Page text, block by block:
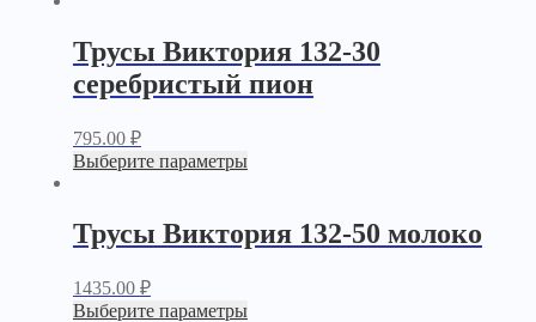
Трусы Виктория 132-30
серебристый пион
795.00 ₽
Выберите параметры
Трусы Виктория 132-50 молоко
1435.00 ₽
Выберите параметры